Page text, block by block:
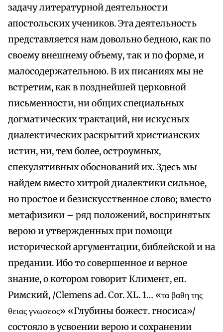
задачу литературной деятельности
апостольских учеников. Эта деятельность
представляется нам довольно бедною, как по
своему внешнему объему, так и по форме, и
малосодержательною. В их писаниях мы не
встретим, как в позднейшей церковной
письменности, ни общих специальных
догматических трактаций, ни искусных
диалектических раскрытий христианских
истин, ни, тем более, остроумных,
спекулятивных обоснований их. Здесь мы
найдем вместо хитрой диалектики сильное,
но простое и безискусственное слово; вместо
метафизики – ряд положений, воспринятых
верою и утвержденных при помощи
исторической аргументации, библейской и на
предании. Ибо то совершенное и верное
знание, о котором говорит Климент, еп.
Римский, /Clemens ad. Cor. XL. 1… «τα βαθη της
θειας γνωσεος» «Глубины божест. гносиса»/
состояло в усвоении верою и сохранении